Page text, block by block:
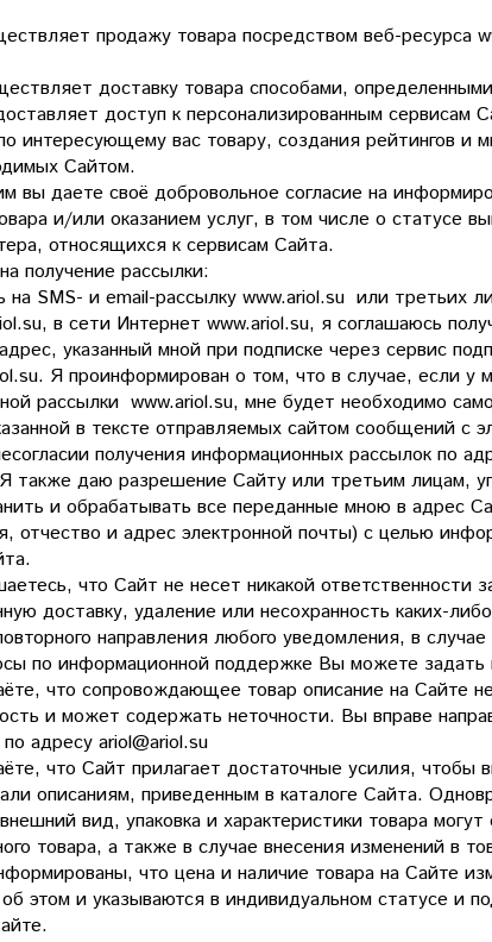
продажу товара посредством веб-ресурса
доставку товара способами,
доступ к персонализированным сервисам
интересующему вас товару, создания рейтингов и
Сайтом.
вы даете своё добровольное согласие на
и/или оказанием услуг, в том числе о статусе
относящихся к сервисам Сайта.
получение рассылки:
на SMS- и email-рассылку www.ariol.su или третьих
в сети Интернет www.ariol.su, я соглашаюсь
указанный мной при подписке через сервис
Я проинформирован о том, что в случае, если у
рассылки www.ariol.su, мне будет необходимо
в тексте отправляемых сайтом сообщений с
получения информационных рассылок по
также даю разрешение Сайту или третьим лицам,
и обрабатывать все переданные мною в адрес
отчество и адрес электронной почты) с целью
что Сайт не несет никакой ответственности
доставку, удаление или несохранность каких-
направления любого уведомления, в
по информационной поддержке Вы можете задать
что сопровождающее товар описание на Сайте
и может содержать неточности. Вы вправе
адресу ariol@ariol.su
что Сайт прилагает достаточные усилия, чтобы
описаниям, приведенным в каталоге Сайта.
вид, упаковка и характеристики товара
товара, а также в случае внесения изменений в
что цена и наличие товара на Сайте
этом и указываются в индивидуальном статусе и